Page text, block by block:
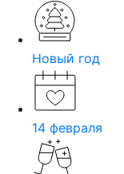
Новый год
14 февраля